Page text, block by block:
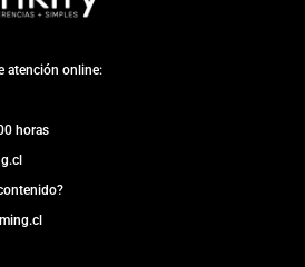
atención online:
horas